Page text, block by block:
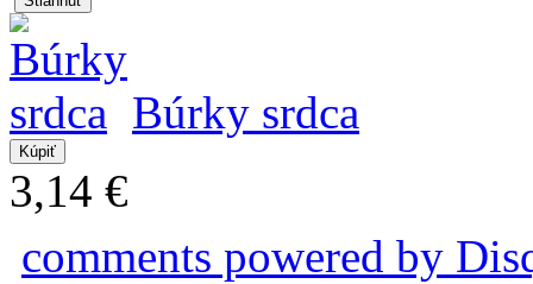
Búrky srdca
3,14 €
comments powered by